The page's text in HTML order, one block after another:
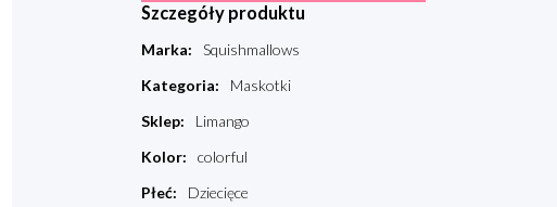
Szczegóły produktu
Marka:
Squishmallows
Kategoria:
Maskotki
Sklep:
Limango
Kolor:
colorful
Płeć:
Dziecięce